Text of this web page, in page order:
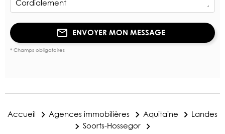
ENVOYER MON MESSAGE
* Champs obligatoires
Accueil Agences immobilières Aquitaine
Landes
Soorts-Hossegor